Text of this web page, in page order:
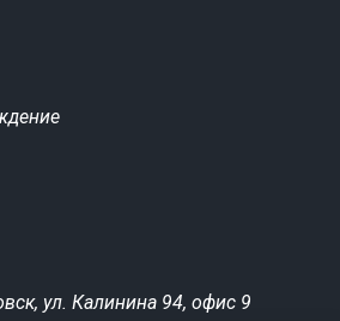
ул. Калинина 94, офис 9